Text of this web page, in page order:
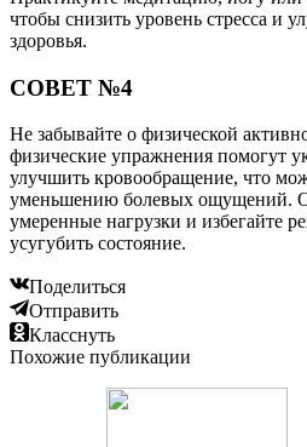
чтобы снизить уровень стресса и
здоровья.
СОВЕТ №4
Не забывайте о физической
физические упражнения помогут
улучшить кровообращение, что
уменьшению болевых ощущений.
умеренные нагрузки и избегайте
усугубить состояние.
Поделиться
Отправить
Класснуть
Похожие публикации